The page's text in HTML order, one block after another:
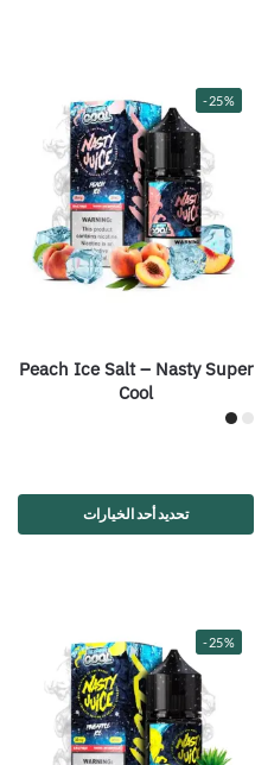
-25%
Peach Ice Salt – Nasty Super
Cool
تحديد أحد الخيارات
-25%